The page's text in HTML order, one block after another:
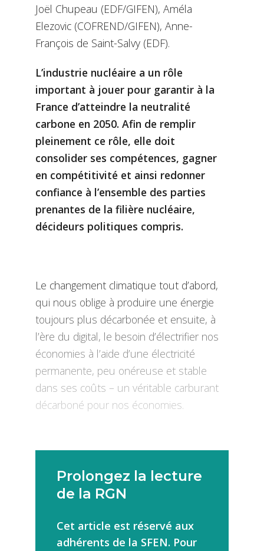
Joël Chupeau (EDF/GIFEN), Améla
Elezovic (COFREND/GIFEN), Anne-
François de Saint-Salvy (EDF).
L’industrie nucléaire a un rôle
important à jouer pour garantir à la
France d’atteindre la neutralité
carbone en 2050. Afin de remplir
pleinement ce rôle, elle doit
consolider ses compétences, gagner
en compétitivité et ainsi redonner
confiance à l’ensemble des parties
prenantes de la filière nucléaire,
décideurs politiques compris.
Le changement climatique tout d’abord,
qui nous oblige à produire une énergie
toujours plus décarbonée et ensuite, à
l’ère du digital, le besoin d’électrifier nos
économies à l’aide d’une électricité
permanente, peu onéreuse et stable
dans ses coûts – un véritable carburant
décarboné pour nos économies.
Prolongez la lecture
de la RGN
Cet article est réservé aux
adhérents de la SFEN. Pour